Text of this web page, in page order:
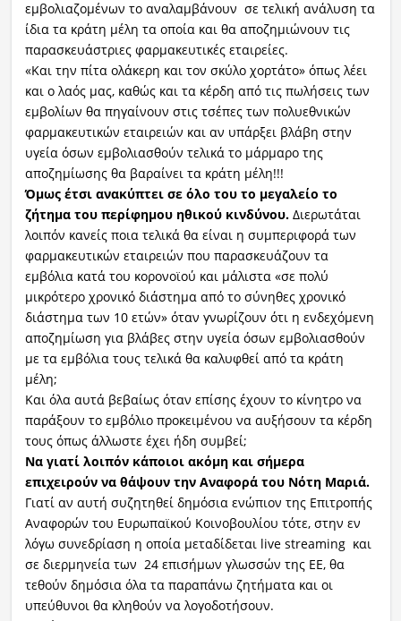
εμβολιαζομένων το αναλαμβάνουν σε τελική ανάλυση τα
ίδια τα κράτη μέλη τα οποία και θα αποζημιώνουν τις
παρασκευάστριες φαρμακευτικές εταιρείες.
«Και την πίτα ολάκερη και τον σκύλο χορτάτο» όπως λέει
και ο λαός μας, καθώς και τα κέρδη από τις πωλήσεις των
εμβολίων θα πηγαίνουν στις τσέπες των πολυεθνικών
φαρμακευτικών εταιρειών και αν υπάρξει βλάβη στην
υγεία όσων εμβολιασθούν τελικά το μάρμαρο της
αποζημίωσης θα βαραίνει τα κράτη μέλη!!!
Όμως έτσι ανακύπτει σε όλο του το μεγαλείο το
ζήτημα του περίφημου ηθικού κινδύνου. Διερωτάται
λοιπόν κανείς ποια τελικά θα είναι η συμπεριφορά των
φαρμακευτικών εταιρειών που παρασκευάζουν τα
εμβόλια κατά του κορονοϊού και μάλιστα «σε πολύ
μικρότερο χρονικό διάστημα από το σύνηθες χρονικό
διάστημα των 10 ετών» όταν γνωρίζουν ότι η ενδεχόμενη
αποζημίωση για βλάβες στην υγεία όσων εμβολιασθούν
με τα εμβόλια τους τελικά θα καλυφθεί από τα κράτη
μέλη;
Και όλα αυτά βεβαίως όταν επίσης έχουν το κίνητρο να
παράξουν το εμβόλιο προκειμένου να αυξήσουν τα κέρδη
τους όπως άλλωστε έχει ήδη συμβεί;
Να γιατί λοιπόν κάποιοι ακόμη και σήμερα
επιχειρούν να θάψουν την Αναφορά του Νότη Μαριά.
Γιατί αν αυτή συζητηθεί δημόσια ενώπιον της Επιτροπής
Αναφορών του Ευρωπαϊκού Κοινοβουλίου τότε, στην εν
λόγω συνεδρίαση η οποία μεταδίδεται live streaming και
σε διερμηνεία των 24 επισήμων γλωσσών της ΕΕ, θα
τεθούν δημόσια όλα τα παραπάνω ζητήματα και οι
υπεύθυνοι θα κληθούν να λογοδοτήσουν.